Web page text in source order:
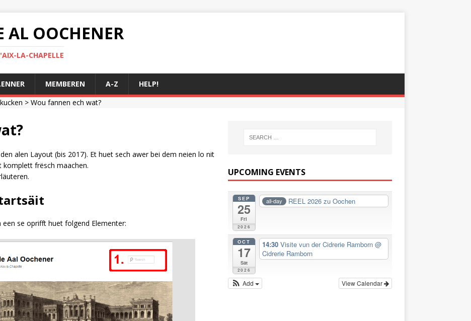
AL OOCHENER
LA-CHAPELLE
MEMBEREN A-Z
HELP!
> Wou fannen ech wat?
alen Layout (bis 2017). Et huet sech awer bei dem neien lo nit
komplett frësch maachen.
se oprifft huet folgend Elementer:
UPCOMING EVENTS
SEP
25
Fri
2026
all-day REEL 2026 zu Oochen
OCT
17
Sat
2026
14:30Visite vun der Cidrerie Ramborn@
Cidrerie Ramborn
View Calendar
Add